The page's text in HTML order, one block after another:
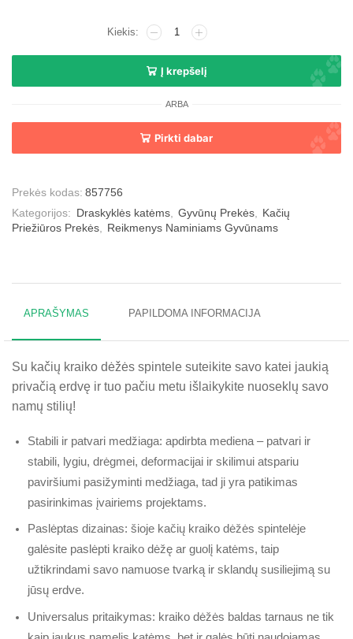
Į krepšelį
ARBA
Pirkti dabar
Prekės kodas: 857756
Kategorijos:
Draskyklės katėms, Gyvūnų Prekės, Kačių
Priežiūros Prekės, Reikmenys Naminiams Gyvūnams
APRAŠYMAS PAPILDOMA INFORMACIJA
Su kačių kraiko dėžės spintele suteikite savo katei jaukią
privačią erdvę ir tuo pačiu metu išlaikykite nuoseklų savo
namų stilių!
Stabili ir patvari medžiaga: apdirbta mediena – patvari ir
stabili, lygiu, drėgmei, deformacijai ir skilimui atspariu
paviršiumi pasižyminti medžiaga, tad ji yra patikimas
pasirinkimas įvairiems projektams.
Paslėptas dizainas: šioje kačių kraiko dėžės spintelėje
galėsite paslėpti kraiko dėžę ar guolį katėms, taip
užtikrindami savo namuose tvarką ir sklandų susiliejimą su
jūsų erdve.
Universalus pritaikymas: kraiko dėžės baldas tarnaus ne tik